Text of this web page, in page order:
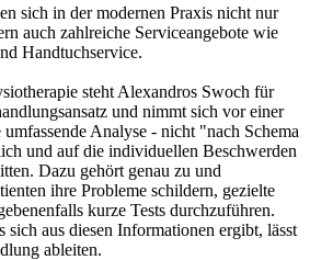
sich in der modernen Praxis nicht nur
auch zahlreiche Serviceangebote wie
Handtuchservice.
steht Alexandros Swoch für
und nimmt sich vor einer
Analyse - nicht "nach Schema
und auf die individuellen Beschwerden
Dazu gehört genau zu und
ihre Probleme schildern, gezielte
kurze Tests durchzuführen.
sich aus diesen Informationen ergibt, lässt
ableiten.